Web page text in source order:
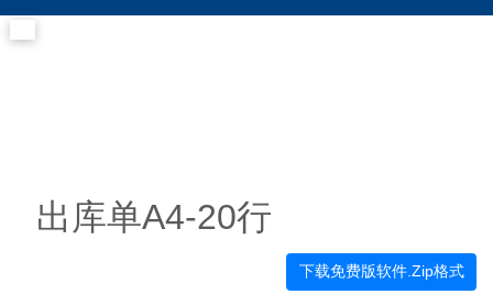
出库单A4-20行
下载免费版软件.Zip格式